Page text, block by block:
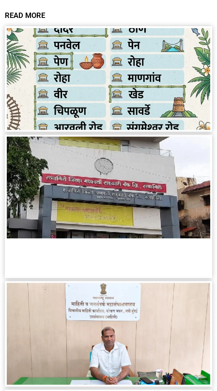
READ MORE